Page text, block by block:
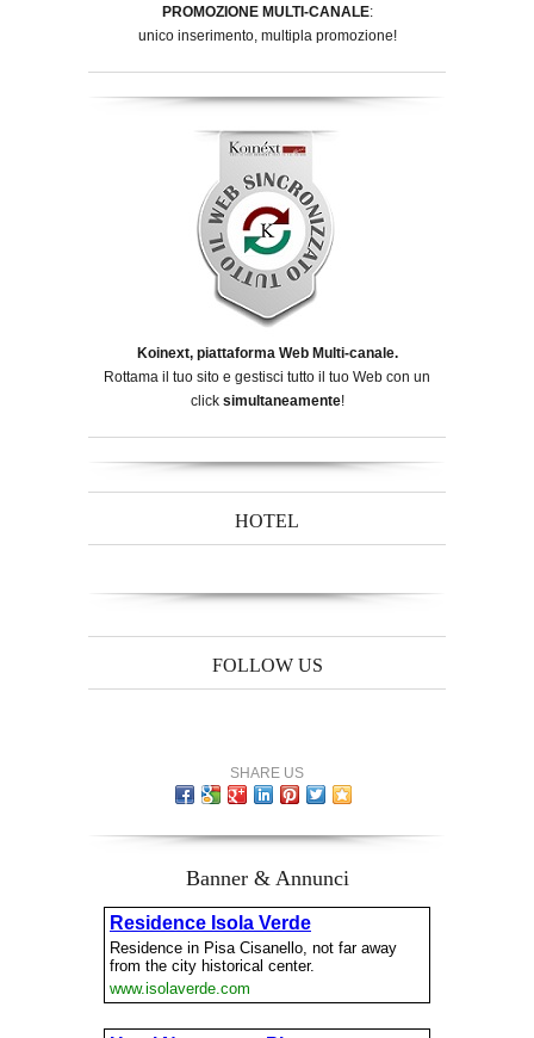
PROMOZIONE MULTI-CANALE:
unico inserimento, multipla promozione!
Koinext, piattaforma Web Multi-canale.
Rottama il tuo sito e gestisci tutto il tuo Web con un
click simultaneamente!
HOTEL
FOLLOW US
SHARE US
Banner & Annunci